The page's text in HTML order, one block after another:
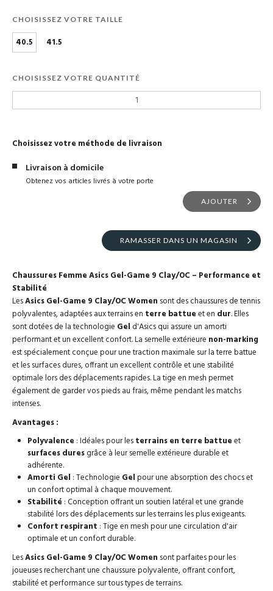
CHOISISSEZ VOTRE TAILLE
40.5 41.5
CHOISISSEZ VOTRE QUANTITÉ
Choisissez votre méthode de livraison
Livraison à domicile
Obtenez vos articles livrés à votre porte
AJOUTER
RAMASSER DANS UN MAGASIN
Chaussures Femme Asics Gel-Game 9 Clay/OC – Performance et
Stabilité
LesAsics Gel-Game 9 Clay/OC Women sont des chaussures de tennis
polyvalentes, adaptées aux terrains en terre battueet en dur. Elles
sont dotées de la technologie Gel d'Asics qui assure un amorti
performant et un excellent confort. La semelle extérieure non-marking
est spécialement conçue pour une traction maximale sur la terre battue
et les surfaces dures, offrant un excellent contrôle et une stabilité
optimale lors des déplacements rapides. La tige en mesh permet
également de garder vos pieds au frais, même pendant les matchs
intenses.
Avantages :
Polyvalence : Idéales pour lesterrains en terre battueet
surfaces duresgrâce à leur semelle extérieure durable et
adhérente.
Amorti Gel : Technologie Gelpour une absorption des chocs et
un confort optimal à chaque mouvement.
Stabilité : Conception offrant un soutien latéral et une grande
stabilité lors des déplacements sur les terrains les plus exigeants.
Confort respirant : Tige en mesh pour une circulation d'air
optimale et un confort durable.
LesAsics Gel-Game 9 Clay/OC Women sont parfaites pour les
joueuses recherchant une chaussure polyvalente, offrant confort,
stabilité et performance sur tous types de terrains.